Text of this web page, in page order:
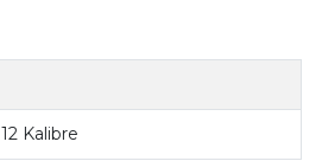
12 Kalibre